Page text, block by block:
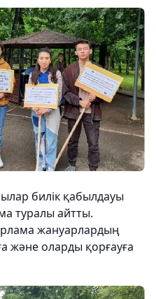
билік қабылдауы
туралы айтты.
жануарлардың
және оларды қорғауға